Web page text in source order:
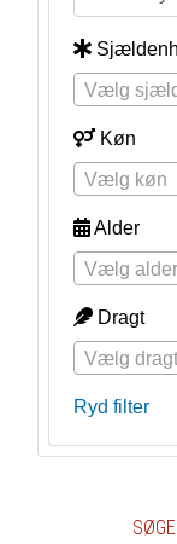
Vælg
Køn
Vælg køn
Alder
Vælg alder
Dragt
Vælg dragt
Ryd filter